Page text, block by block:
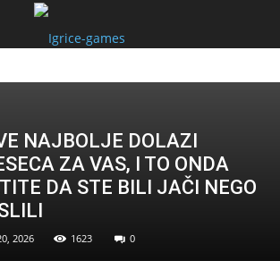
NAJBOLJE DOLAZI
ZA VAS, I TO ONDA
DA STE BILI JAČI NEGO
2026 1623 0